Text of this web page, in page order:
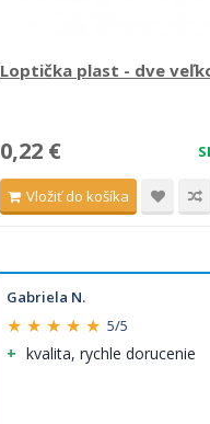
Loptička plast - dve
0,22 €
Vložiť do košíka
Gabriela N.
★ ★ ★ ★ ★ 5/5
kvalita, rychle dorucenie